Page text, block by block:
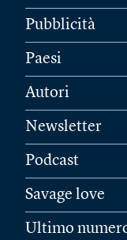
Pubblicità
Paesi
Autori
Newsletter
Podcast
Savage love
Ultimo